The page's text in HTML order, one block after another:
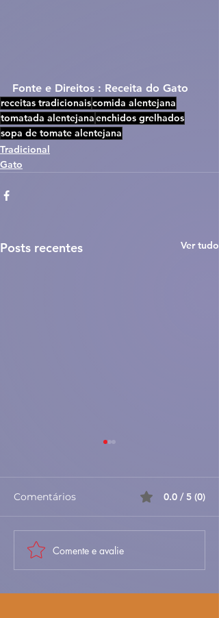
Fonte e Direitos : Receita do Gato
receitas tradicionaiscomida alentejana
tomatada alentejanaenchidos grelhados
sopa de tomate alentejana
Tradicional
Gato
Posts recentes Ver tudo
Arroz de Lulas com
Ervilhas e Chouriço –
Portuguesa
Comentários 0.0 / 5 (0)
Comente e avalie